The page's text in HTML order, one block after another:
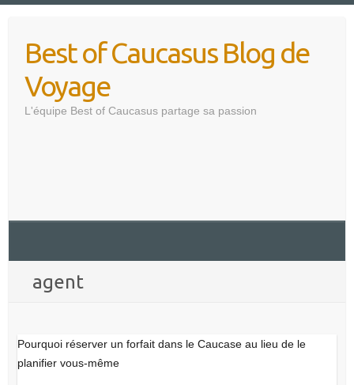
contentBest of Caucasus Blog de
Voyage
L'équipe Best of Caucasus partage sa passion
agent
Pourquoi réserver un forfait dans le Caucase au lieu de le
planifier vous-même